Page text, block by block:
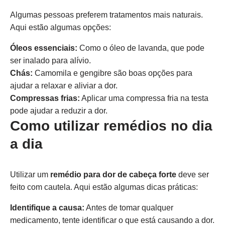
Algumas pessoas preferem tratamentos mais naturais.
Aqui estão algumas opções:
Óleos essenciais: Como o óleo de lavanda, que pode
ser inalado para alívio.
Chás: Camomila e gengibre são boas opções para
ajudar a relaxar e aliviar a dor.
Compressas frias: Aplicar uma compressa fria na testa
pode ajudar a reduzir a dor.
Como utilizar remédios no dia
a dia
Utilizar um remédio para dor de cabeça forte deve ser
feito com cautela. Aqui estão algumas dicas práticas:
Identifique a causa: Antes de tomar qualquer
medicamento, tente identificar o que está causando a dor.